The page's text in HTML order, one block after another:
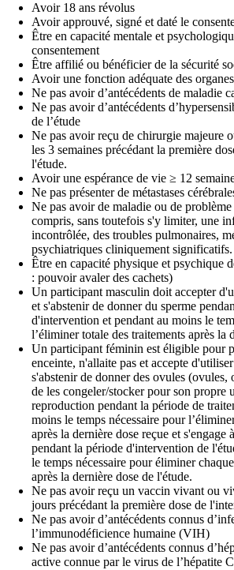
Avoir 18 ans révolus
Avoir approuvé, signé et daté le
Être en capacité mentale et
consentement
Être affilié ou bénéficier de la sécurité
Avoir une fonction adéquate des organes
Ne pas avoir d’antécédents de maladie
Ne pas avoir d’antécédents
de l’étude
Ne pas avoir reçu de chirurgie majeure
les 3 semaines précédant la première
l'étude.
Avoir une espérance de vie ≥ 12
Ne pas présenter de métastases
Ne pas avoir de maladie ou de
compris, sans toutefois s'y limiter, une
incontrôlée, des troubles pulmonaires,
psychiatriques cliniquement significatifs.
Être en capacité physique et psychique
: pouvoir avaler des cachets)
Un participant masculin doit accepter
et s'abstenir de donner du sperme
d'intervention et pendant au moins le
l’éliminer totale des traitements après la
Un participant féminin est éligible pour
enceinte, n'allaite pas et accepte
s'abstenir de donner des ovules (ovules,
de les congeler/stocker pour son propre
reproduction pendant la période de
moins le temps nécessaire pour
après la dernière dose reçue et s'engage
pendant la période d'intervention de
le temps nécessaire pour éliminer
après la dernière dose de l'étude.
Ne pas avoir reçu un vaccin vivant ou
jours précédant la première dose de
Ne pas avoir d’antécédents connus
l’immunodéficience humaine (VIH)
Ne pas avoir d’antécédents connus
active connue par le virus de l’hépatite C